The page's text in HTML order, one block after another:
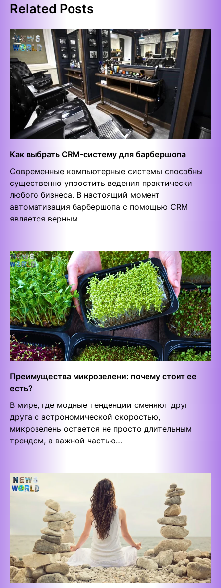
Related Posts
Как выбрать CRM-систему для барбершопа
Современные компьютерные системы способны
существенно упростить ведения практически
любого бизнеса. В настоящий момент
автоматизация барбершопа с помощью CRM
является верным…
Преимущества микрозелени: почему стоит ее
есть?
В мире, где модные тенденции сменяют друг
друга с астрономической скоростью,
микрозелень остается не просто длительным
трендом, а важной частью…